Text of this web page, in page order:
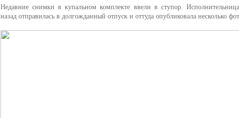
Недавние снимки в купальном комплекте ввели в ступор.
назад отправилась в долгожданный отпуск и оттуда опубликовала несколько